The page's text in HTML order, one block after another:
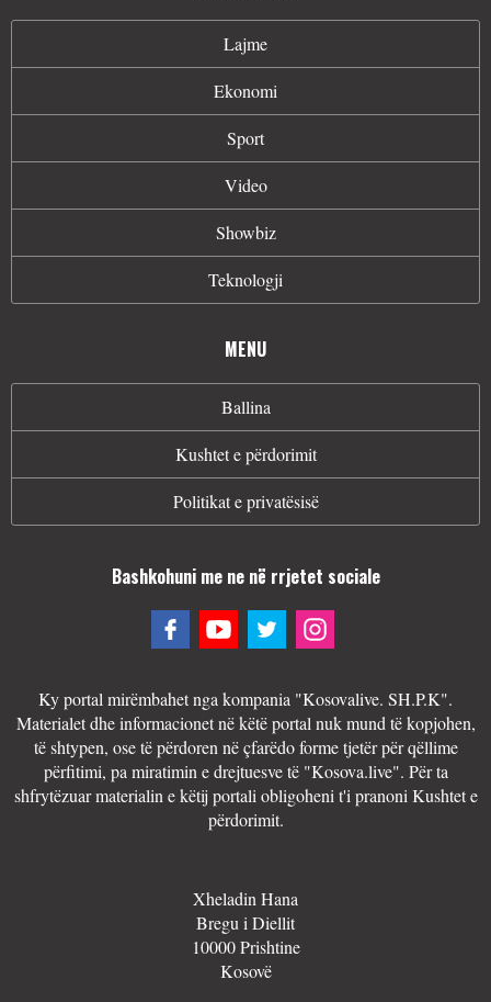
Lajme
Ekonomi
Sport
Video
Showbiz
Teknologji
MENU
Ballina
Kushtet e përdorimit
Politikat e privatësisë
Bashkohuni me ne në rrjetet sociale
Ky portal mirëmbahet nga kompania "Kosovalive. SH.P.K".
Materialet dhe informacionet në këtë portal nuk mund të kopjohen,
të shtypen, ose të përdoren në çfarëdo forme tjetër për qëllime
përfitimi, pa miratimin e drejtuesve të "Kosova.live". Për ta
shfrytëzuar materialin e këtij portali obligoheni t'i pranoni Kushtet e
përdorimit.
Xheladin Hana
Bregu i Diellit
10000 Prishtine
Kosovë